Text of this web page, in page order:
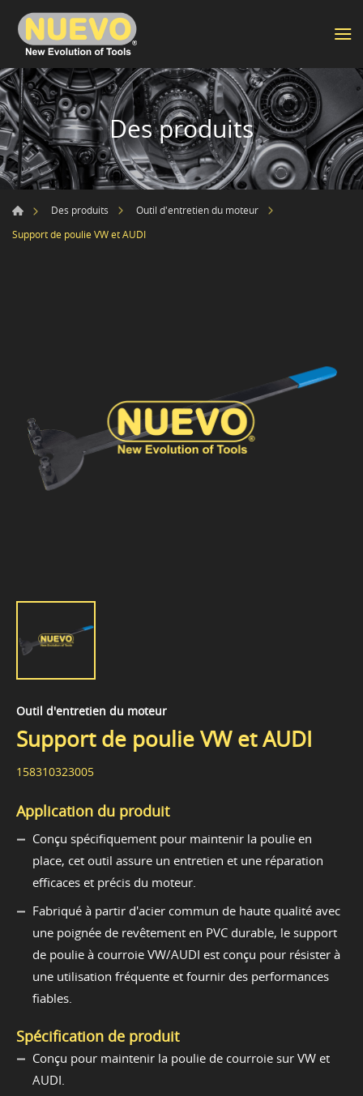
Des produits
Des produits
Outil d'entretien du moteur
Support de poulie VW et AUDI
Outil d'entretien du moteur
Support de poulie VW et AUDI
158310323005
Application du produit
Conçu spécifiquement pour maintenir la poulie en
place, cet outil assure un entretien et une réparation
efficaces et précis du moteur.
Fabriqué à partir d'acier commun de haute qualité avec
une poignée de revêtement en PVC durable, le support
de poulie à courroie VW/AUDI est conçu pour résister à
une utilisation fréquente et fournir des performances
fiables.
Spécification de produit
Conçu pour maintenir la poulie de courroie sur VW et
AUDI.